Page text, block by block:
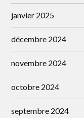
janvier 2025
décembre 2024
novembre 2024
octobre 2024
septembre 2024